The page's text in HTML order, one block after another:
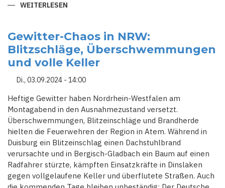
WEITERLESEN
ZWEITE
EXPLOSION
INNERHALB
VON
48
STUNDEN
VOR
BEKLEIDUNGSGESCHÄFT
Gewitter-Chaos in NRW:
Blitzschläge, Überschwemmungen
und volle Keller
Di., 03.09.2024 - 14:00
Heftige Gewitter haben Nordrhein-Westfalen am
Montagabend in den Ausnahmezustand versetzt.
Überschwemmungen, Blitzeinschläge und Brandherde
hielten die Feuerwehren der Region in Atem. Während in
Duisburg ein Blitzeinschlag einen Dachstuhlbrand
verursachte und in Bergisch-Gladbach ein Baum auf einen
Radfahrer stürzte, kämpften Einsatzkräfte in Dinslaken
gegen vollgelaufene Keller und überflutete Straßen. Auch